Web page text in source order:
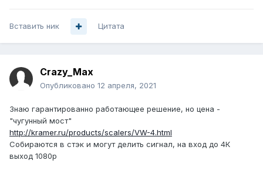
Вставить ник Цитата
Crazy_Max
Опубликовано 12 апреля, 2021
Знаю гарантированно работающее решение, но цена -
"чугунный мост"
http://kramer.ru/products/scalers/VW-4.html
Собираются в стэк и могут делить сигнал, на вход до 4К
выход 1080р